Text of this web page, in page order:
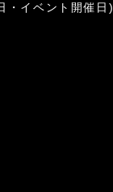
イベント開催日)